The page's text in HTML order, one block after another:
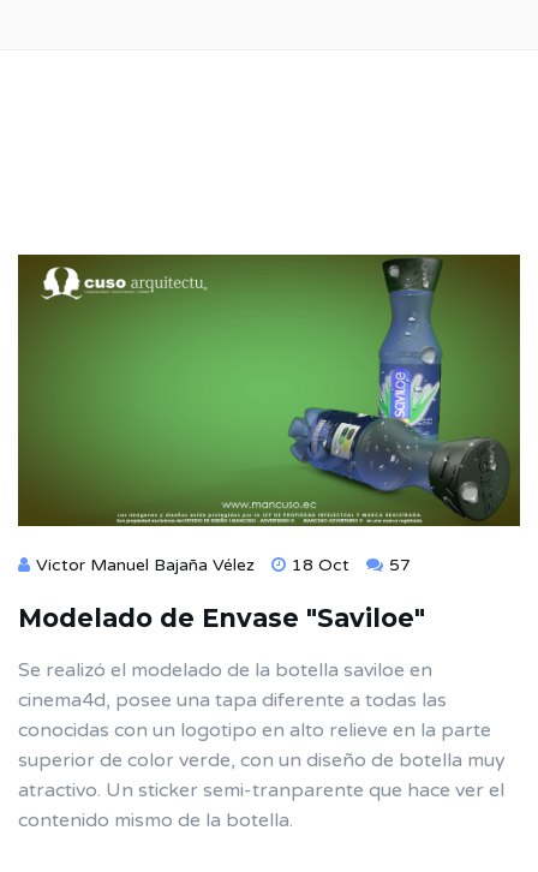
Victor Manuel Bajaña Vélez 18 Oct 57
Modelado de Envase "Saviloe"
Se realizó el modelado de la botella saviloe en
cinema4d, posee una tapa diferente a todas las
conocidas con un logotipo en alto relieve en la parte
superior de color verde, con un diseño de botella muy
atractivo. Un sticker semi-tranparente que hace ver el
contenido mismo de la botella.